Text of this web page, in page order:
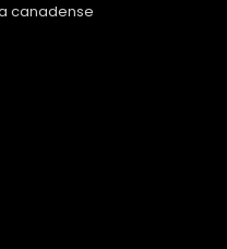
canadense